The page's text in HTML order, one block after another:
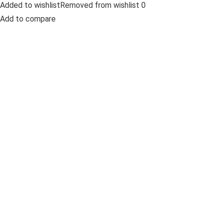
Added to wishlistRemoved from wishlist 0
Add to compare